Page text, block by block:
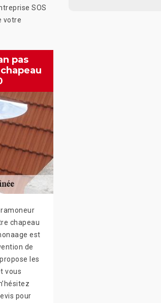
SOS
votre
pas
ramoneur
chapeau
est
de
les
vous
pour